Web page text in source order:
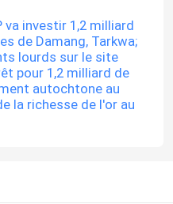
va investir 1,2 milliard
de Damang, Tarkwa;
lourds sur le site
pour 1,2 milliard de
autochtone au
la richesse de l'or au